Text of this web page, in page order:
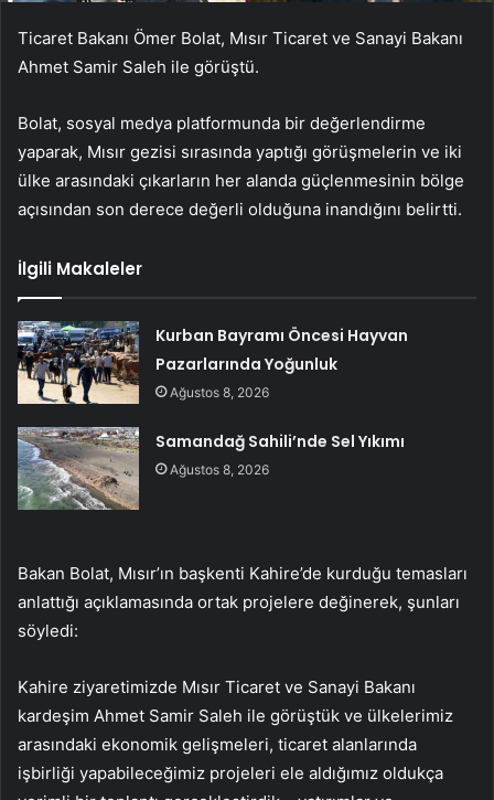
Ticaret Bakanı Ömer Bolat, Mısır Ticaret ve Sanayi Bakanı
Ahmet Samir Saleh ile görüştü.
Bolat, sosyal medya platformunda bir değerlendirme
yaparak, Mısır gezisi sırasında yaptığı görüşmelerin ve iki
ülke arasındaki çıkarların her alanda güçlenmesinin bölge
açısından son derece değerli olduğuna inandığını belirtti.
İlgili Makaleler
Kurban Bayramı Öncesi Hayvan
Pazarlarında Yoğunluk
Ağustos 8, 2026
Samandağ Sahili’nde Sel Yıkımı
Ağustos 8, 2026
Bakan Bolat, Mısır’ın başkenti Kahire’de kurduğu temasları
anlattığı açıklamasında ortak projelere değinerek, şunları
söyledi:
Kahire ziyaretimizde Mısır Ticaret ve Sanayi Bakanı
kardeşim Ahmet Samir Saleh ile görüştük ve ülkelerimiz
arasındaki ekonomik gelişmeleri, ticaret alanlarında
işbirliği yapabileceğimiz projeleri ele aldığımız oldukça